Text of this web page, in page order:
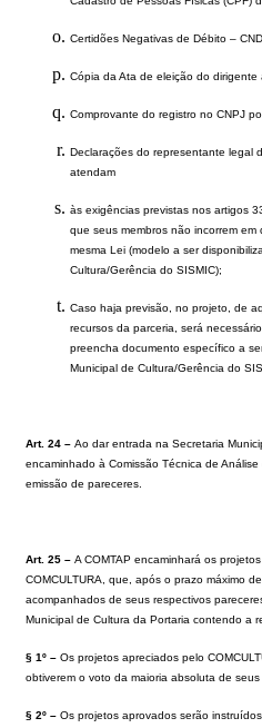
Certidões Negativas de Débito –
Cópia da Ata de eleição do
Comprovante do registro no CNPJ
Declarações do representante legal
atendam
às exigências previstas nos artigos
que seus membros não incorrem
mesma Lei (modelo a ser
Cultura/Gerência do SISMIC);
Caso haja previsão, no projeto, de
recursos da parceria, será
preencha documento específico a
Municipal de Cultura/Gerência do
Art. 24 – Ao dar entrada na Secretaria
encaminhado à Comissão Técnica de
emissão de pareceres.
Art. 25 – A COMTAP encaminhará os
COMCULTURA, que, após o prazo máximo
acompanhados de seus respectivos
Municipal de Cultura da Portaria contendo a
§ 1º – Os projetos apreciados pelo
obtiverem o voto da maioria absoluta de seus
§ 2º – Os projetos aprovados serão